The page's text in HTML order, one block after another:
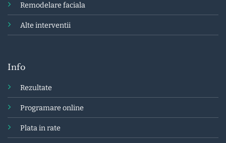
Remodelare faciala
Alte interventii
Info
Rezultate
Programare online
Plata in rate